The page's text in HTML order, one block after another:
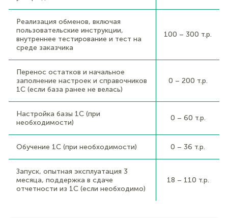
Реализация обменов, включая
пользовательские инструкции,
внутреннее тестирование и тест на
среде заказчика
100 – 300 т.р.
Перенос остатков и начальное
заполнение настроек и справочников
1С (если база ранее не велась)
0 – 200 т.р.
Настройка базы 1С (при
необходимости)
0 – 60 т.р.
Обучение 1С (при необходимости) 0 – 36 т.р.
Запуск, опытная эксплуатация 3
месяца, поддержка в сдаче
отчетности из 1С (если необходимо)
18 – 110 т.р.